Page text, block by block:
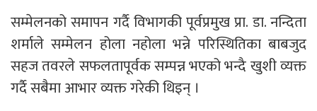
सम्मेलनको समापन गर्दै विभागकी पूर्वप्रमुख प्रा. डा. नन्दिता
शर्माले सम्मेलन होला नहोला भन्ने परिस्थितिका बाबजुद
सहज तवरले सफलतापूर्वक सम्पन्न भएको भन्दै खुशी व्यक्त
गर्दै सबैमा आभार व्यक्त गरेकी थिइन् ।